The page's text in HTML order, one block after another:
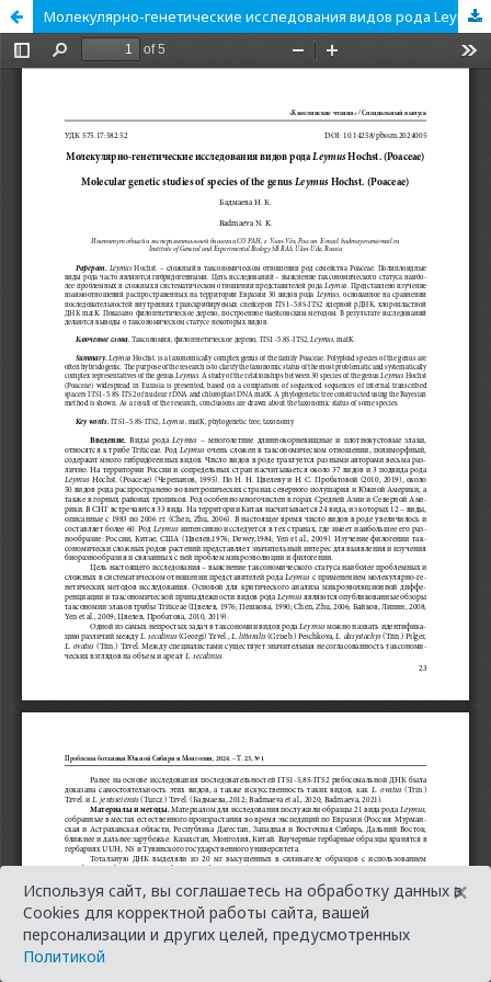
Молекулярно-генетические исследования видов рода Leymus Hochst. (Poaceae)
Используя сайт, вы соглашаетесь на обработку данных в
Cookies для корректной работы сайта, вашей
персонализации и других целей, предусмотренных
Политикой
×